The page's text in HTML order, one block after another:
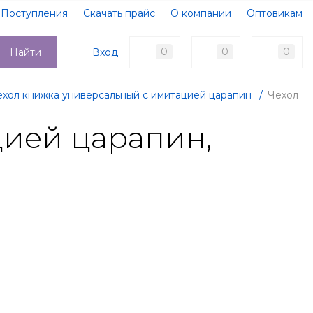
Поступления Скачать прайс О компании
Оптовикам
Доставка
Контакты
Вход 0 0 0
Найти
книжка универсальный с имитацией царапин / Чехол
царапин,